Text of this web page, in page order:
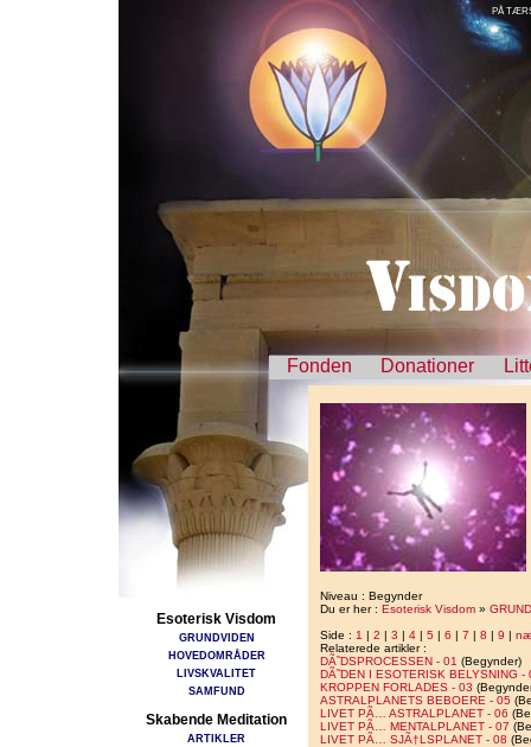
PÅ
Fonden Donationer
Esoterisk Visdom
GRUNDVIDEN
HOVEDOMRÅDER
LIVSKVALITET
SAMFUND
Skabende Meditation
ARTIKLER
Niveau : Begynder
Du er her : Esoterisk Visdom »
Side : 1 | 2 | 3 | 4 | 5 | 6 | 7 | 8 | 9 |
Relaterede artikler :
DÃ˜DSPROCESSEN - 01 (Begynder)
DÃ˜DEN I ESOTERISK BELYSNING -
KROPPEN FORLADES - 03
ASTRALPLANETS BEBOERE - 05
LIVET PÃ… ASTRALPLANET - 06
LIVET PÃ… MENTALPLANET - 07
LIVET PÃ… SJÃ†LSPLANET - 08